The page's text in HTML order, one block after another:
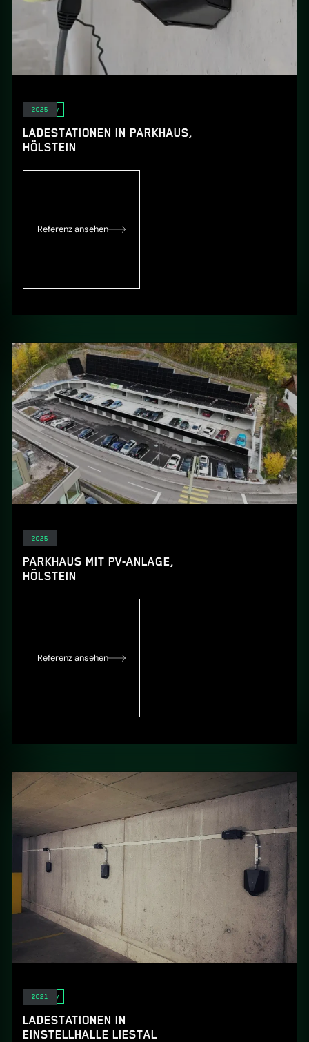
E-Mobility
LADESTATIONEN IN PARKHAUS,
HÖLSTEIN
Referenz ansehen
2025
Elektro
PARKHAUS MIT PV-ANLAGE,
HÖLSTEIN
Referenz ansehen
2025
E-Mobility
LADESTATIONEN IN
EINSTELLHALLE LIESTAL
2021